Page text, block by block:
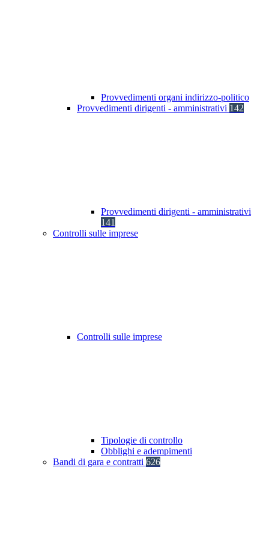
Provvedimenti organi indirizzo-politico
Provvedimenti dirigenti - amministrativi 142
Provvedimenti dirigenti - amministrativi
141
Controlli sulle imprese
Controlli sulle imprese
Tipologie di controllo
Obblighi e adempimenti
Bandi di gara e contratti 626